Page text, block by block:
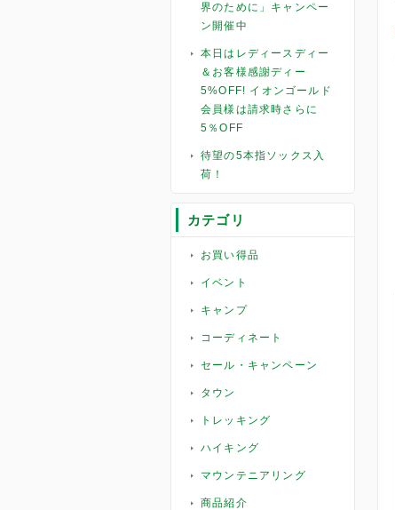
界のために」キャンペー
ン開催中
本日はレディースディー
＆お客様感謝ディー
5%OFF! イオンゴールド
会員様は請求時さらに
5％OFF
待望の5本指ソックス入
荷！
カテゴリ
お買い得品
イベント
キャンプ
コーディネート
セール・キャンペーン
タウン
トレッキング
ハイキング
マウンテニアリング
商品紹介